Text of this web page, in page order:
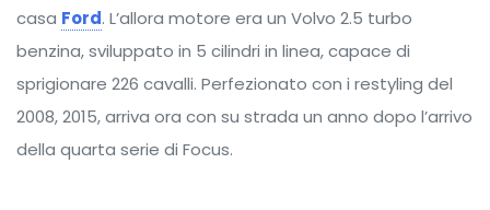
casa Ford. L’allora motore era un Volvo 2.5 turbo
benzina, sviluppato in 5 cilindri in linea, capace di
sprigionare 226 cavalli. Perfezionato con i restyling del
2008, 2015, arriva ora con su strada un anno dopo l’arrivo
della quarta serie di Focus.